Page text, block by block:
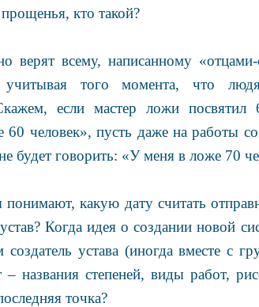
кто такой?
верят всему, написанному
того момента, что
если мастер ложи
60 человек», пусть даже на работы
будет говорить: «У меня в ложе 70
какую дату считать
Когда идея о создании новой
устава (иногда вместе с
– названия степеней, виды работ,
точка?